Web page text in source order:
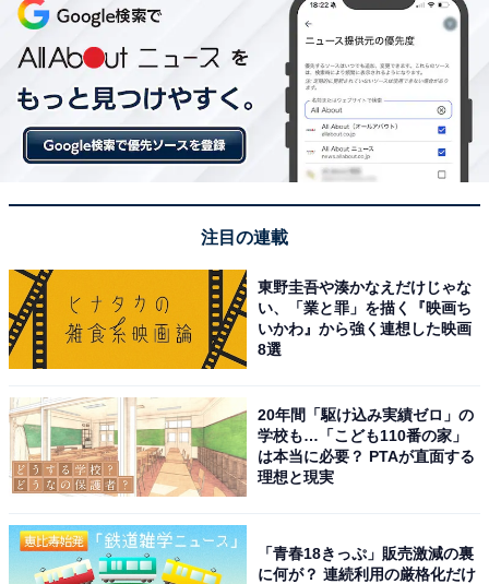
注目の連載
東野圭吾や湊かなえだけじゃな
い、「業と罪」を描く『映画ち
いかわ』から強く連想した映画
8選
20年間「駆け込み実績ゼロ」の
学校も…「こども110番の家」
は本当に必要？ PTAが直面する
理想と現実
「青春18きっぷ」販売激減の裏
に何が？ 連続利用の厳格化だけ